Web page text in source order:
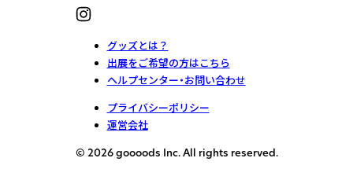
グッズとは？
出展をご希望の方はこちら
ヘルプセンター・お問い合わせ
プライバシーポリシー
運営会社
© 2026 goooods Inc. All rights reserved.